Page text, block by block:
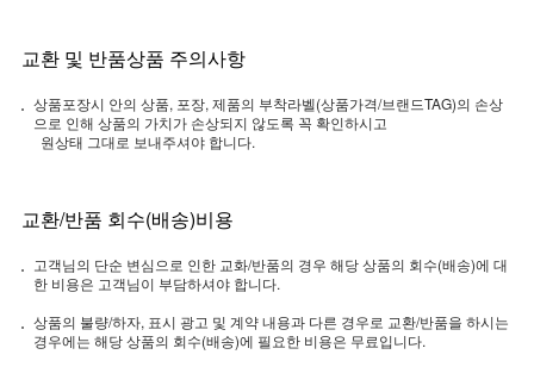
교환 및 반품상품 주의사항
상품포장시 안의 상품, 포장, 제품의 부착라벨(상품가격/브랜드TAG)의 손상
으로 인해 상품의 가치가 손상되지 않도록 꼭 확인하시고
원상태 그대로 보내주셔야 합니다.
교환/반품 회수(배송)비용
고객님의 단순 변심으로 인한 교화/반품의 경우 해당 상품의 회수(배송)에 대
한 비용은 고객님이 부담하셔야 합니다.
상품의 불량/하자, 표시 광고 및 계약 내용과 다른 경우로 교환/반품을 하시는
경우에는 해당 상품의 회수(배송)에 필요한 비용은 무료입니다.